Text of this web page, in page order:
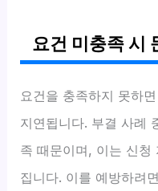
요건 미충족 시
요건을 충족하지 못하
지연됩니다. 부결 사례
족 때문이며, 이는 신청
집니다. 이를 예방하려